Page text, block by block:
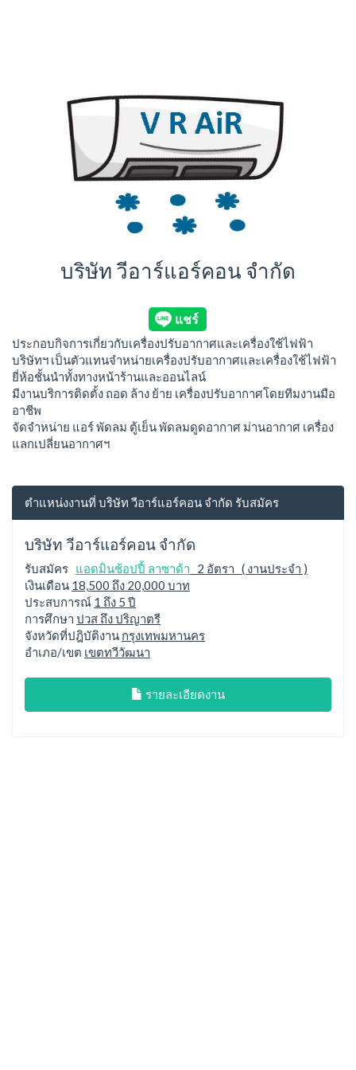
บริษัท วีอาร์แอร์คอน จำกัด
ประกอบกิจการเกี่ยวกับเครื่องปรับอากาศและเครื่องใช้ไฟฟ้า
บริษัทฯ เป็นตัวแทนจำหน่ายเครื่องปรับอากาศและเครื่องใช้ไฟฟ้า
ยี่ห้อชั้นนำทั้งทางหน้าร้านและออนไลน์
มีงานบริการติดตั้ง ถอด ล้าง ย้าย เครื่องปรับอากาศโดยทีมงานมือ
อาชีพ
จัดจำหน่าย แอร์ พัดลม ตู้เย็น พัดลมดูดอากาศ ม่านอากาศ เครื่อง
แลกเปลี่ยนอากาศฯ
ตำแหน่งงานที่ บริษัท วีอาร์แอร์คอน จำกัด รับสมัคร
บริษัท วีอาร์แอร์คอน จำกัด
รับสมัคร แอดมินช้อปปี้ ลาซาด้า 2 อัตรา ( งานประจำ )
เงินเดือน 18,500 ถึง 20,000 บาท
ประสบการณ์ 1 ถึง 5 ปี
การศึกษา ปวส ถึง ปริญาตรี
จังหวัดที่ปฎิบัติงาน กรุงเทพมหานคร
อำเภอ/เขต เขตทวีวัฒนา
รายละเอียดงาน